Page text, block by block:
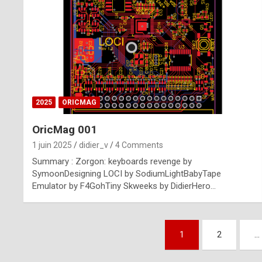
2025 ORICMAG
OricMag 001
1 juin 2025 didier_v 4 Comments
Summary : Zorgon: keyboards revenge by
SymoonDesigning LOCI by SodiumLightBabyTape
Emulator by F4GohTiny Skweeks by DidierHero…
1 2 …